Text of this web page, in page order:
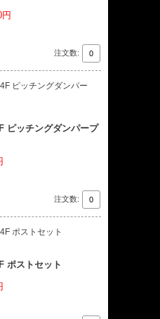
注文数:
ッチングダンパープ
注文数:
ストセット